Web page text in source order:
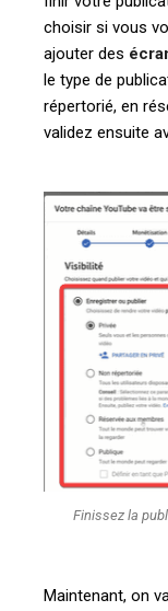
choisir si vous
ajouter des
le type de
répertorié, en
validez ensuite
Finissez la
Maintenant, on